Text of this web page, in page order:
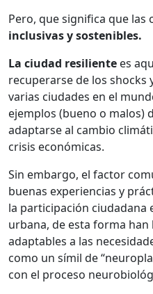
Pero, que significa que las
inclusivas y sostenibles.
La ciudad resiliente es
recuperarse de los shocks
varias ciudades en el
ejemplos (bueno o malos)
adaptarse al cambio
crisis económicas.
Sin embargo, el factor
buenas experiencias y
la participación ciudadana
urbana, de esta forma
adaptables a las
como un símil de
con el proceso